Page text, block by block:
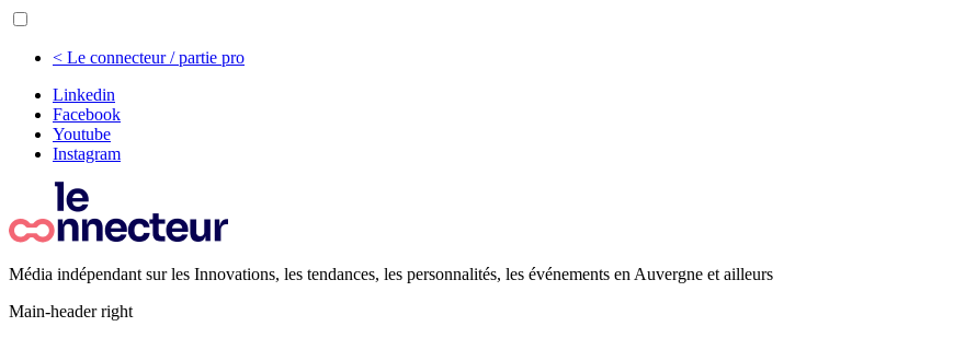
< Le connecteur / partie pro
Linkedin
Facebook
Youtube
Instagram
Média indépendant sur les Innovations, les tendances, les personnalités, les événements en Auvergne et ailleurs
Main-header right